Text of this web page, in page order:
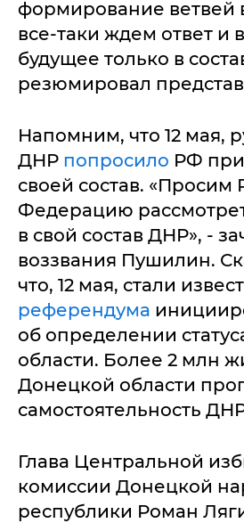
формирование ветвей
все-таки ждем ответ и
будущее только в
резюмировал
Напомним, что 12 мая,
ДНР попросило РФ
своей состав. «Просим
Федерацию
в свой состав ДНР», -
воззвания Пушилин.
что, 12 мая, стали
референдума
об определении
области. Более 2 млн
Донецкой области
самостоятельность
Глава Центральной
комиссии Донецкой
республики Роман